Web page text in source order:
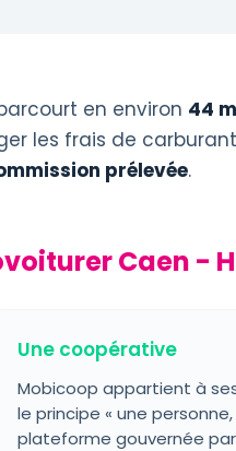
en environ 44
les frais de
prélevée.
Caen -
Une coopérative
Mobicoop appartient à
le principe « une personne,
plateforme gouvernée